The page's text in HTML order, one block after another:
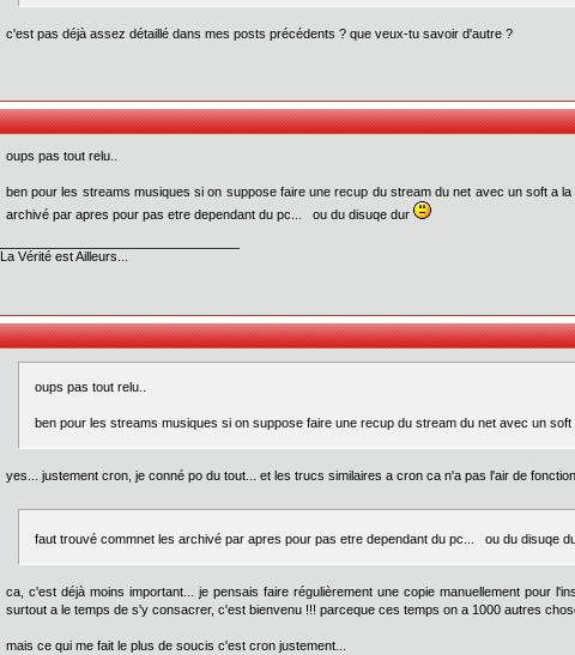
c'est pas déjà assez détaillé dans mes posts précédents ? que veux-tu savoir d'autre ?
oups pas tout relu..
ben pour les streams musiques si on suppose faire une recup du stream du net avec un soft a
archivé par apres pour pas etre dependant du pc... ou du disuqe dur
La Vérité est Ailleurs...
oups pas tout relu..
ben pour les streams musiques si on suppose faire une recup du stream du net avec un
yes... justement cron, je conné po du tout... et les trucs similaires a cron ca n'a pas l'air de
faut trouvé commnet les archivé par apres pour pas etre dependant du pc... ou du disuqe
ca, c'est déjà moins important... je pensais faire régulièrement une copie manuellement pour
surtout a le temps de s'y consacrer, c'est bienvenu !!! parceque ces temps on a 1000 autres
mais ce qui me fait le plus de soucis c'est cron justement...